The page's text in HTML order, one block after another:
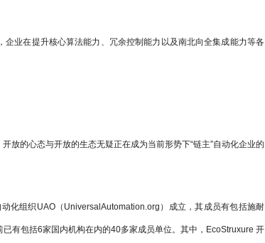
业在提升核心算法能力、冗余控制能力以及南北向全集成能力等各
放的心态与开放的生态无疑正在成为当前形势下“链主”自动化企业的
化组织UAO（UniversalAutomation.org）成立，其成员有包括施耐
有包括6家国内机构在内的40多家成员单位。其中，EcoStruxure 开